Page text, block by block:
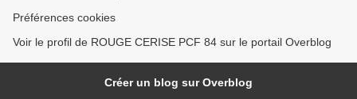
Préférences cookies
Voir le profil de ROUGE CERISE PCF 84 sur le portail Overblog
Créer un blog sur Overblog